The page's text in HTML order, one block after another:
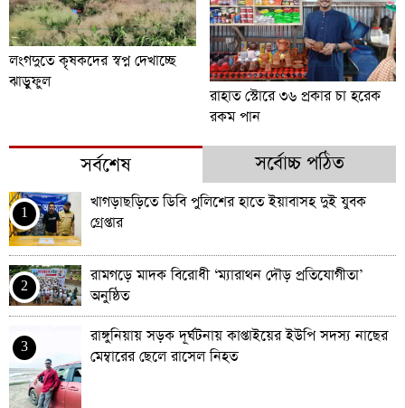
লংগদুতে কৃষকদের স্বপ্ন দেখাচ্ছে
ঝাড়ুফুল
রাহাত স্টোরে ৩৬ প্রকার চা হরেক
রকম পান
সর্বশেষ সর্বোচ্চ পঠিত
1
খাগড়াছড়িতে ডিবি পুলিশের হাতে ইয়াবাসহ দুই যুবক
গ্রেপ্তার
2
রামগড়ে মাদক বিরোধী ‘ম্যারাথন দৌড় প্রতিযোগীতা’
অনুষ্ঠিত
3
রাঙ্গুনিয়ায় সড়ক দূর্ঘটনায় কাপ্তাইয়ের ইউপি সদস্য নাছের
মেম্বারের ছেলে রাসেল নিহত